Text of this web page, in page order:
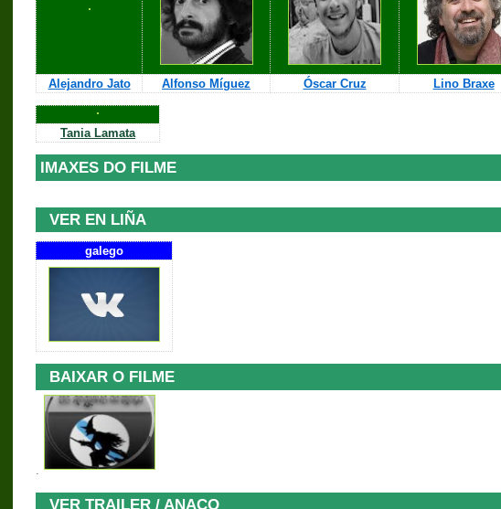
Alejandro Jato Alfonso Míguez Óscar Cruz Lino Braxe
Tania Lamata
IMAXES DO FILME
VER EN LIÑA
galego
BAIXAR O FILME
.
VER TRAILER / ANACO